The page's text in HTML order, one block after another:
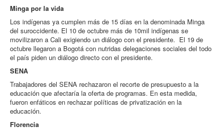
Minga por la vida
Los indígenas ya cumplen más de 15 días en la denominada Minga
del suroccidente. El 10 de octubre más de 10mil indígenas se
movilizaron a Cali exigiendo un diálogo con el presidente. El 19 de
octubre llegaron a Bogotá con nutridas delegaciones sociales del todo
el país piden un diálogo directo con el presidente.
SENA
Trabajadores del SENA rechazaron el recorte de presupuesto a la
educación que afectaría la oferta de programas. En esta medida,
fueron enfáticos en rechazar políticas de privatización en la
educación.
Florencia